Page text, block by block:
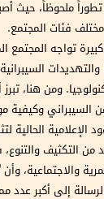
ملحوظاً، حيث
فئات المجتمع.
تواجه المجتمع
ومن هنا، تبرز
السيبراني وكيفية
الحالية
من التكثيف
والاجتماعية،
إلى أكبر عدد